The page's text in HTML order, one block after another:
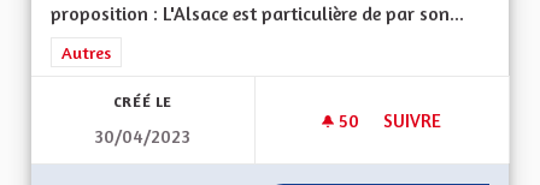
proposition : L'Alsace est particulière de par son...
Filtrer les résultats de la catégorie : Autres
Autres
CRÉÉ LE
30/04/2023
50 50 ABONNÉS
SUIVRE